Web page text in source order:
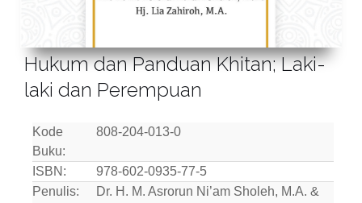
Hukum dan Panduan Khitan; Laki-
laki dan Perempuan
Kode
Buku:
808-204-013-0
ISBN:
978-602-0935-77-5
Penulis:
Dr. H. M. Asrorun Ni’am Sholeh, M.A. &